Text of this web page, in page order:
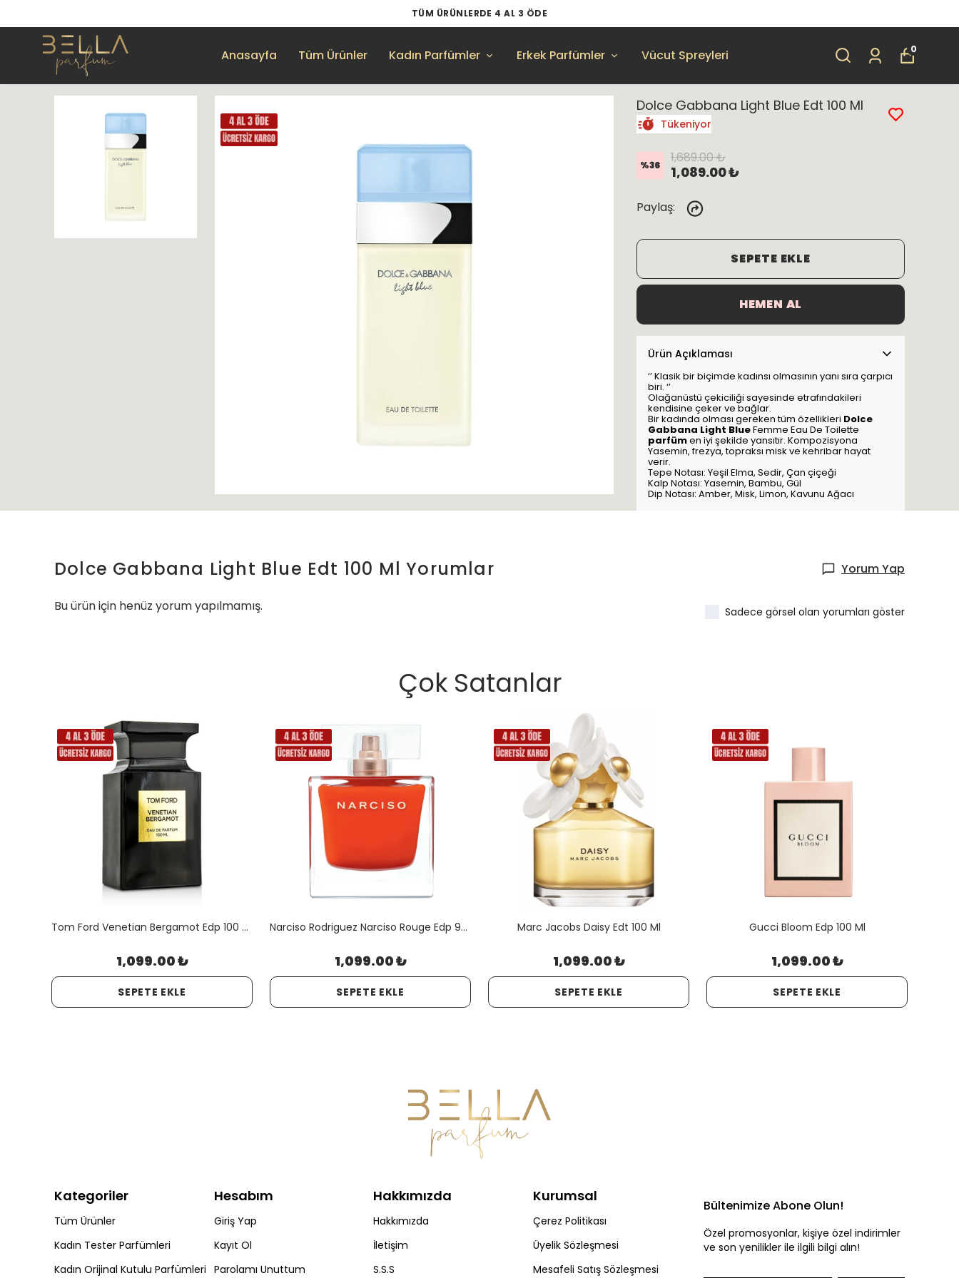
TÜM ÜRÜNLERDE 4 AL 3 ÖDE
Anasayfa Tüm Ürünler Kadın Parfümler Erkek Parfümler Vücut Spreyleri 0
Dolce Gabbana Light Blue Edt 100 Ml
Tükeniyor
%36 1,689.00 ₺
1,089.00 ₺
Paylaş:
SEPETE EKLE
HEMEN AL
Ürün Açıklaması
‘’ Klasik bir biçimde kadınsı olmasının yanı sıra çarpıcı
biri. ‘’
Olağanüstü çekiciliği sayesinde etrafındakileri
kendisine çeker ve bağlar.
Bir kadında olması gereken tüm özellikleri Dolce
Gabbana Light BlueFemme Eau De Toilette
parfümen iyi şekilde yansıtır. Kompozisyona
Yasemin, frezya, topraksı misk ve kehribar hayat
verir.
Tepe Notası: Yeşil Elma, Sedir, Çan çiçeği
Kalp Notası: Yasemin, Bambu, Gül
Dip Notası: Amber, Misk, Limon, Kavunu Ağacı
Dolce Gabbana Light Blue Edt 100 Ml Yorumlar Yorum Yap
Bu ürün için henüz yorum yapılmamış. Sadece görsel olan yorumları göster
Çok Satanlar
Tom Ford Venetian Bergamot Edp 100 Ml Unisex
1,099.00 ₺
SEPETE EKLE
Narciso Rodriguez Narciso Rouge Edp 90 Ml
1,099.00 ₺
SEPETE EKLE
Marc Jacobs Daisy Edt 100 Ml
1,099.00 ₺
SEPETE EKLE
Gucci Bloom Edp 100 Ml
1,099.00 ₺
SEPETE EKLE
Kategoriler
Tüm Ürünler
Kadın Tester Parfümleri
Kadın Orijinal Kutulu Parfümleri
Hesabım
Giriş Yap
Kayıt Ol
Parolamı Unuttum
Hakkımızda
Hakkımızda
İletişim
S.S.S
Kurumsal
Çerez Politikası
Üyelik Sözleşmesi
Mesafeli Satış Sözleşmesi
Bültenimize Abone Olun!
Özel promosyonlar, kişiye özel indirimler
ve son yenilikler ile ilgili bilgi alın!